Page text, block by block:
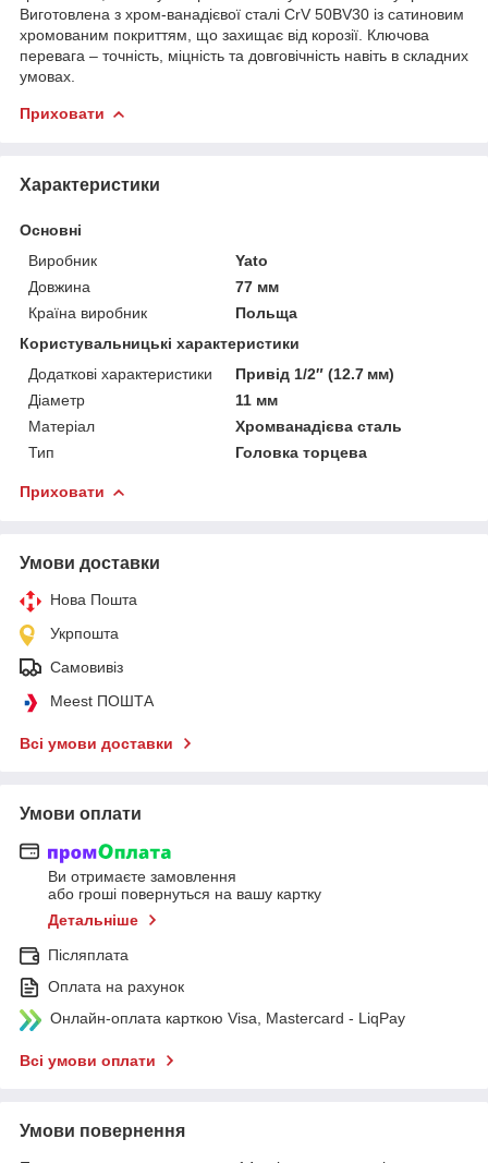
Виготовлена з хром‑ванадієвої сталі CrV 50BV30 із сатиновим
хромованим покриттям, що захищає від корозії. Ключова
перевага – точність, міцність та довговічність навіть в складних
умовах.
Приховати
Характеристики
Основні
Виробник
Yato
Довжина
77 мм
Країна виробник
Польща
Користувальницькі характеристики
Додаткові характеристики
Привід 1/2″ (12.7 мм)
Діаметр
11 мм
Матеріал
Хромванадієва сталь
Тип
Головка торцева
Приховати
Умови доставки
Нова Пошта
Укрпошта
Самовивіз
Meest ПОШТА
Всі умови доставки
Умови оплати
Ви отримаєте замовлення
або гроші повернуться на вашу картку
Детальніше
Післяплата
Оплата на рахунок
Онлайн-оплата карткою Visa, Mastercard - LiqPay
Всі умови оплати
Умови повернення